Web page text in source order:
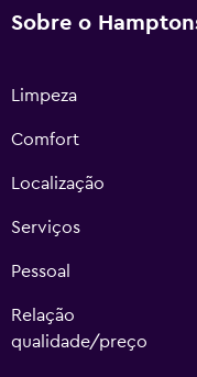
Sobre o
Limpeza
Comfort
Localização
Serviços
Pessoal
Relação
qualidade/preço